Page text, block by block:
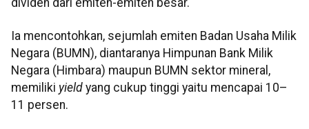
dividen dari emiten-emiten besar.
Ia mencontohkan, sejumlah emiten Badan Usaha Milik
Negara (BUMN), diantaranya Himpunan Bank Milik
Negara (Himbara) maupun BUMN sektor mineral,
memiliki yield yang cukup tinggi yaitu mencapai 10–
11 persen.